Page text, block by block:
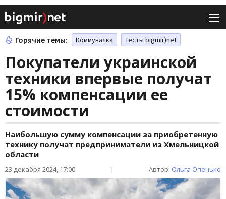
Горячие темы: Коммуналка Тесты bigmir)net
Покупатели украинской
техники впервые получат
15% компенсации ее
стоимости
Наибольшую сумму компенсации за приобретенную
технику получат предприниматели из Хмельницкой
области
23 декабря 2024, 17:00 | Автор: Ольга Опенько